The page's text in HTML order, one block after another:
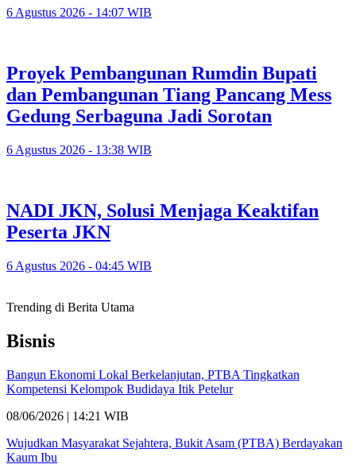
6 Agustus 2026 - 14:07 WIB
Proyek Pembangunan Rumdin Bupati
dan Pembangunan Tiang Pancang Mess
Gedung Serbaguna Jadi Sorotan
6 Agustus 2026 - 13:38 WIB
NADI JKN, Solusi Menjaga Keaktifan
Peserta JKN
6 Agustus 2026 - 04:45 WIB
Trending di Berita Utama
Bisnis
Bangun Ekonomi Lokal Berkelanjutan, PTBA Tingkatkan
Kompetensi Kelompok Budidaya Itik Petelur
08/06/2026 | 14:21 WIB
Wujudkan Masyarakat Sejahtera, Bukit Asam (PTBA) Berdayakan
Kaum Ibu